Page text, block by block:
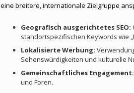
eine breitere, internationale Zielgruppe
Geografisch ausgerichtetes SEO:
standortspezifischen Keywords wie
Lokalisierte Werbung:
Sehenswürdigkeiten und kulturelle
Gemeinschaftliches Engagement:
und Foren.